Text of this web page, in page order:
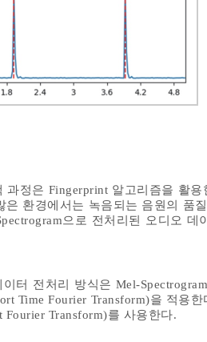
과정은 Fingerprint 알고리즘을 활
은 환경에서는 녹음되는 음원의 품
으로 전처리된 오디오
터 전처리 방식은 Mel-
Time Fourier Transform)을 적용
Fourier Transform)를 사용한다.